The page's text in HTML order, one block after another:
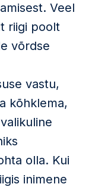
Veel
riigi poolt
võrdse
vastu,
kõhklema,
olla. Kui
inimene